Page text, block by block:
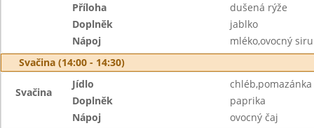
Příloha
dušená rýže
Doplněk
jablko
Nápoj
mléko,ovocný
Svačina (14:00 - 14:30)
Svačina
Jídlo
chléb,pomazánka
Doplněk
paprika
Nápoj
ovocný čaj